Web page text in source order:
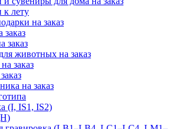
к лету
на заказ
заказ
заказ
животных на заказ
заказ
на заказ
(I, IS1, IS2)